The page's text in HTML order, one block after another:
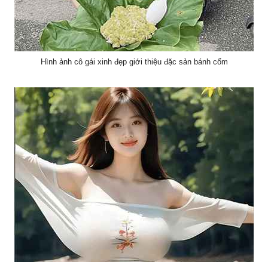
Hình ảnh cô gái xinh đẹp giới thiệu đặc sản bánh cốm